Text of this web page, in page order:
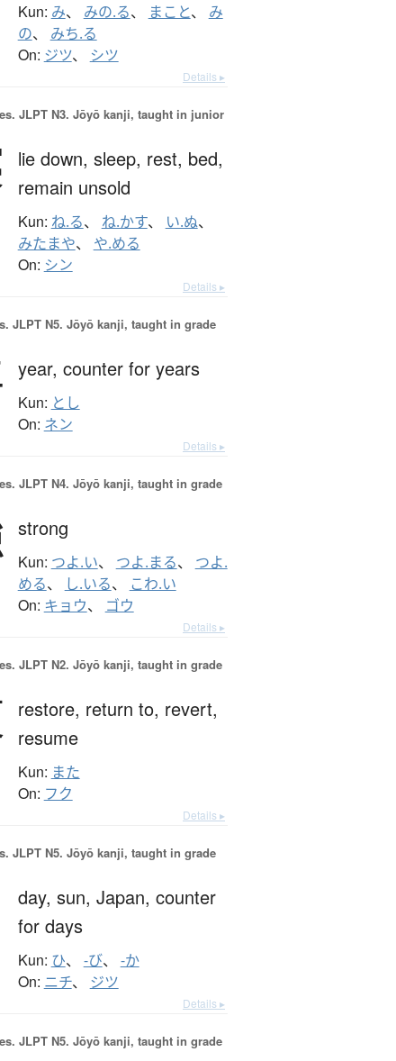
Kun: み、 みの.る、 まこと、 み
の、 みち.る
On: ジツ、 シツ
Details ▸
JLPT N3. Jōyō kanji, taught in junior
lie down, sleep, rest, bed,
remain unsold
Kun: ね.る、 ね.かす、 い.ぬ、
みたまや、 や.める
On: シン
Details ▸
JLPT N5. Jōyō kanji, taught in grade
year, counter for years
Kun: とし
On: ネン
Details ▸
JLPT N4. Jōyō kanji, taught in grade
strong
Kun: つよ.い、 つよ.まる、 つよ.
める、 し.いる、 こわ.い
On: キョウ、 ゴウ
Details ▸
JLPT N2. Jōyō kanji, taught in grade
restore, return to, revert,
resume
Kun: また
On: フク
Details ▸
JLPT N5. Jōyō kanji, taught in grade
day, sun, Japan, counter
for days
Kun: ひ、 -び、 -か
On: ニチ、 ジツ
Details ▸
JLPT N5. Jōyō kanji, taught in grade